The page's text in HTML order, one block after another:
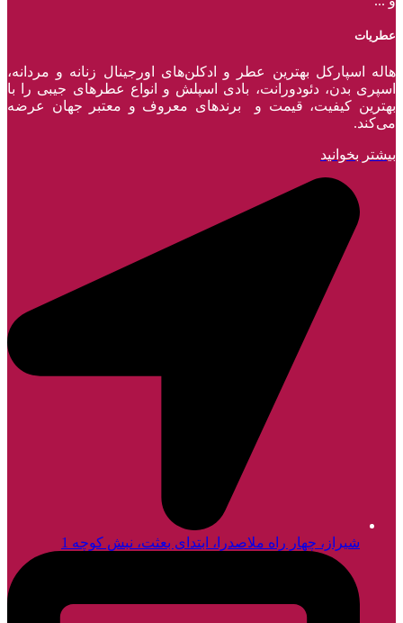
عطریات
هاله اسپارکل بهترین عطر و ادکلن‌های اورجینال زنانه و مردانه،
اسپری بدن، دئودورانت، بادی اسپلش و انواع عطر‌های جیبی را با
بهترین کیفیت، قیمت و برندهای معروف و معتبر جهان عرضه
می‌کند.
بیشتر بخوانید
شیراز، چهار راه ملاصدرا، ابتدای بعثت، نبش کوچه 1